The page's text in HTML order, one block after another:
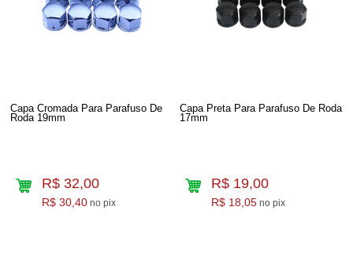
Capa Cromada Para Parafuso De
Roda 19mm
R$ 32,00
R$ 30,40 no pix
Capa Preta Para Parafuso De Roda
17mm
R$ 19,00
R$ 18,05 no pix